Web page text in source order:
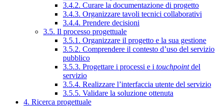
3.4.2. Curare la documentazione di progetto
3.4.3. Organizzare tavoli tecnici collaborativi
3.4.4. Prendere decisioni
3.5. Il processo progettuale
3.5.1. Organizzare il progetto e la sua gestione
3.5.2. Comprendere il contesto d’uso del servizio
pubblico
3.5.3. Progettare i processi e i touchpointdel
servizio
3.5.4. Realizzare l’interfaccia utente del servizio
3.5.5. Validare la soluzione ottenuta
4. Ricerca progettuale